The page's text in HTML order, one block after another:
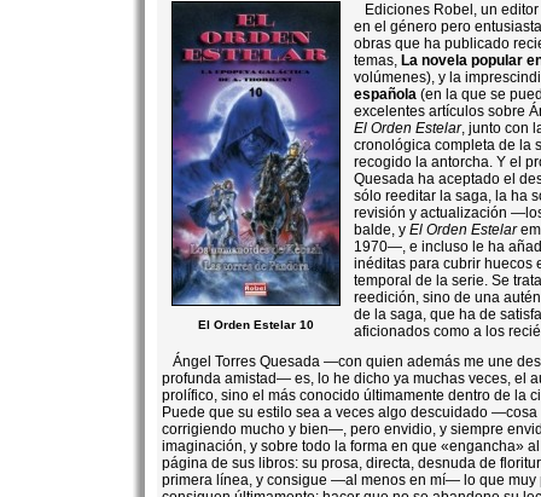
El Orden Estelar 10
Ediciones Robel, un
en el género pero
obras que ha publicado
temas, La novela popular
volúmenes), y la
española (en la que se
excelentes artículos sobre
El Orden Estelar, junto con
cronológica completa de la
recogido la antorcha. Y el
Quesada ha aceptado el
sólo reeditar la saga, la ha
revisión y actualización
balde, y El Orden Estelar
1970—, e incluso le ha
inéditas para cubrir huecos
temporal de la serie. Se
reedición, sino de una
de la saga, que ha de
aficionados como a los
Ángel Torres Quesada —con quien además me une
profunda amistad— es, lo he dicho ya muchas veces, el
prolífico, sino el más conocido últimamente dentro de la
Puede que su estilo sea a veces algo descuidado
corrigiendo mucho y bien—, pero envidio, y siempre
imaginación, y sobre todo la forma en que «engancha»
página de sus libros: su prosa, directa, desnuda de
primera línea, y consigue —al menos en mí— lo que muy